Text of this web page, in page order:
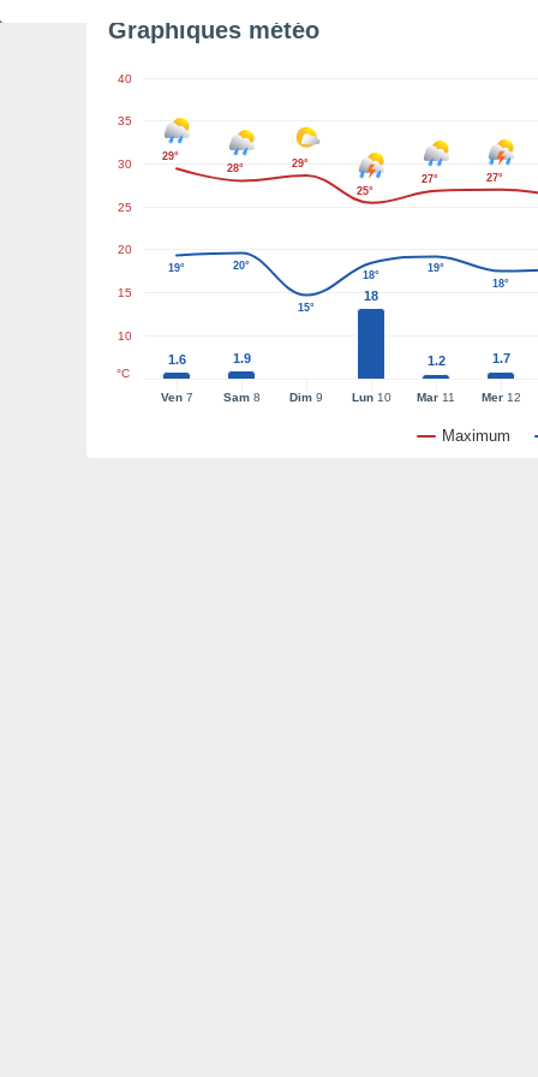
Graphiques météo
Maximum
Ven7 Sam8 Dim 9 Lun10 Mar 11 Mer12
10
15
20
25
30
35
40
°C
1.6 1.9
18
1.2 1.7
29°
28°
29°
25°
27° 27°
19° 20°
15°
18°
19°
18°